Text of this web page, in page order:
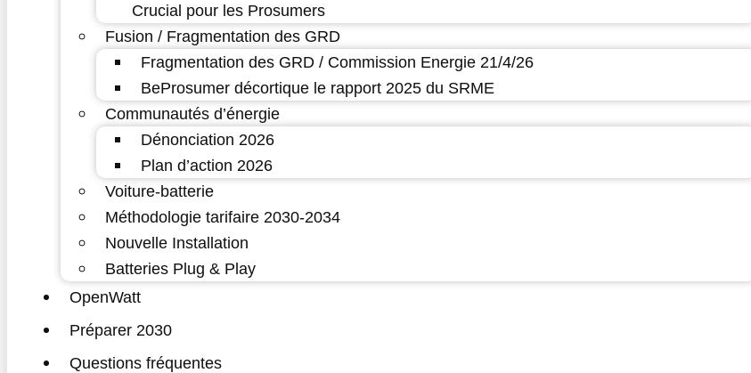
Crucial pour les Prosumers
Fusion / Fragmentation des GRD
Fragmentation des GRD / Commission Energie 21/4/26
BeProsumer décortique le rapport 2025 du SRME
Communautés d’énergie
Dénonciation 2026
Plan d’action 2026
Voiture-batterie
Méthodologie tarifaire 2030-2034
Nouvelle Installation
Batteries Plug & Play
OpenWatt
Préparer 2030
Questions fréquentes